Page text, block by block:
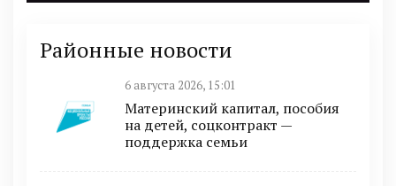
Районные новости
6 августа 2026, 15:01
Материнский капитал, пособия
на детей, соцконтракт —
поддержка семьи